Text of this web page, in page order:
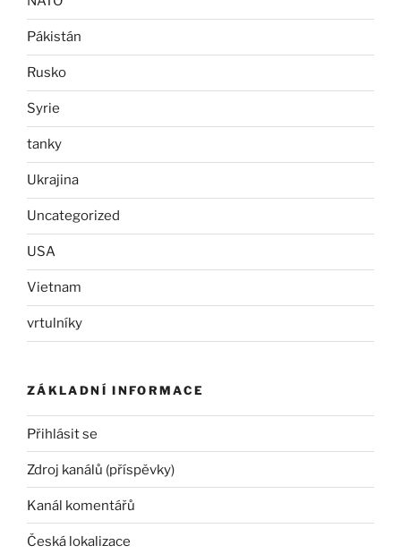
Pákistán
Rusko
Syrie
tanky
Ukrajina
Uncategorized
USA
Vietnam
vrtulníky
ZÁKLADNÍ INFORMACE
Přihlásit se
Zdroj kanálů (příspěvky)
Kanál komentářů
Česká lokalizace